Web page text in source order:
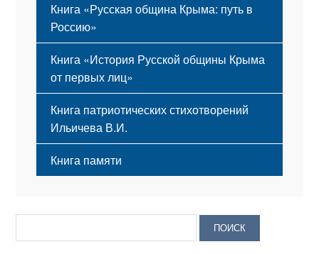
Книга «Русская община Крыма: путь в
Россию»
Книга «История Русской общины Крыма
от первых лиц»
Книга патриотических стихотворений
Ильичева В.И.
Книга памяти